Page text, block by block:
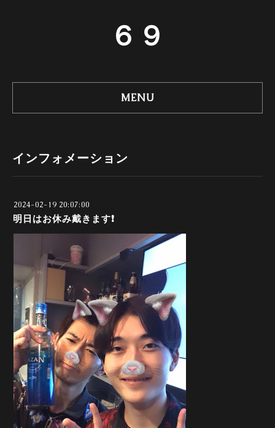
６９
MENU
インフォメーション
2024-02-19 20:07:00
明日はお休み戴きます❗